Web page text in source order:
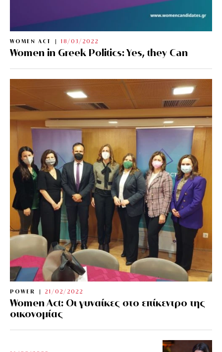
WOMEN ACT 18/03/2022
Women in Greek Politics: Yes, they Can
POWER 21/02/2022
Women Act: Οι γυναίκες στο επίκεντρο της
οικονομίας